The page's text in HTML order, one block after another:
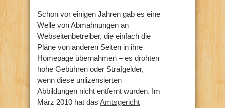
Schon vor einigen Jahren gab es eine
Welle von Abmahnungen an
Webseitenbetreiber, die einfach die
Pläne von anderen Seiten in ihre
Homepage übernahmen – es drohten
hohe Gebühren oder Strafgelder,
wenn diese unlizensierten
Abbildungen nicht entfernt wurden. Im
März 2010 hat das Amtsgericht